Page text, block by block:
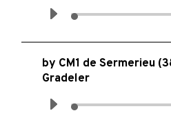
by CM1 de Sermerieu
Gradeler